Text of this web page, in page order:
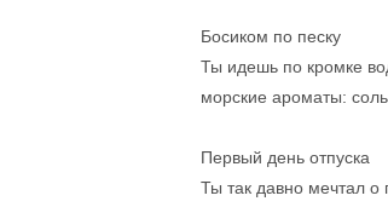
Босиком по песку
Ты идешь по кромке
морские ароматы:
Первый день отпуска
Ты так давно мечтал о